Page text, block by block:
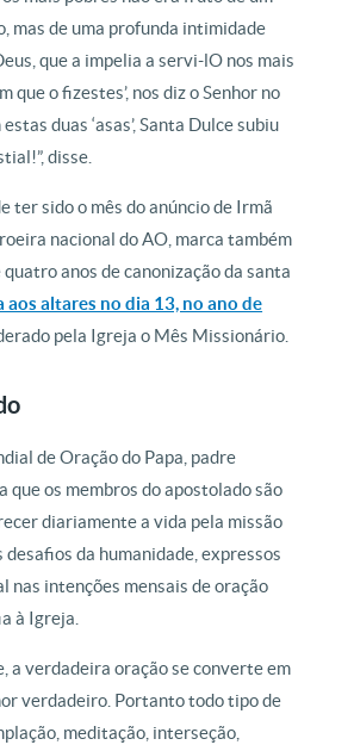
mas de uma profunda intimidade
que a impelia a servi-lO nos mais
que o fizestes’, nos diz o Senhor no
duas ‘asas’, Santa Dulce subiu
disse.
ter sido o mês do anúncio de Irmã
nacional do AO, marca também
anos de canonização da santa
aos altares no dia 13, no ano de
pela Igreja o Mês Missionário.
de Oração do Papa, padre
que os membros do apostolado são
diariamente a vida pela missão
desafios da humanidade, expressos
nas intenções mensais de oração
à Igreja.
a verdadeira oração se converte em
verdadeiro. Portanto todo tipo de
meditação, interseção,